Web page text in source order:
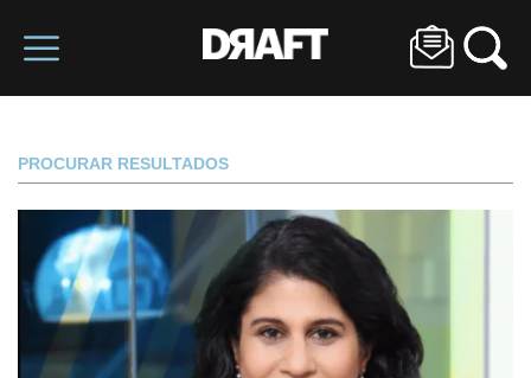
PROCURAR RESULTADOS